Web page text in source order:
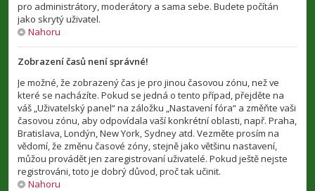
pro administrátory, moderátory a sama sebe. Budete počítán
jako skrytý uživatel.
Nahoru
Zobrazení časů není správné!
Je možné, že zobrazený čas je pro jinou časovou zónu, než ve
které se nacházíte. Pokud se jedná o tento případ, přejděte na
váš „Uživatelský panel“ na záložku „Nastavení fóra“ a změňte vaši
časovou zónu, aby odpovídala vaší konkrétní oblasti, např. Praha,
Bratislava, Londýn, New York, Sydney atd. Vezměte prosím na
vědomí, že změnu časové zóny, stejně jako většinu nastavení,
můžou provádět jen zaregistrovaní uživatelé. Pokud ještě nejste
registrováni, toto je dobrý důvod, proč tak učinit.
Nahoru